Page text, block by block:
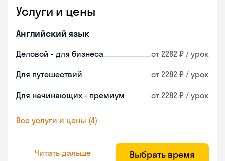
Услуги и цены
Английский язык
Деловой - для бизнеса от 2282 ₽ / урок
Для путешествий от 2282 ₽ / урок
Для начинающих - премиум от 2282 ₽ / урок
Все услуги и цены (4)
Читать дальше Выбрать время